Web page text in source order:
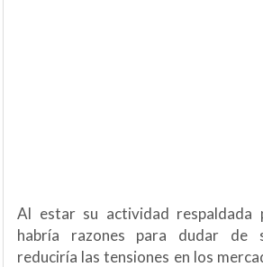
Al estar su actividad respaldada
habría razones para dudar de
reduciría las tensiones en los